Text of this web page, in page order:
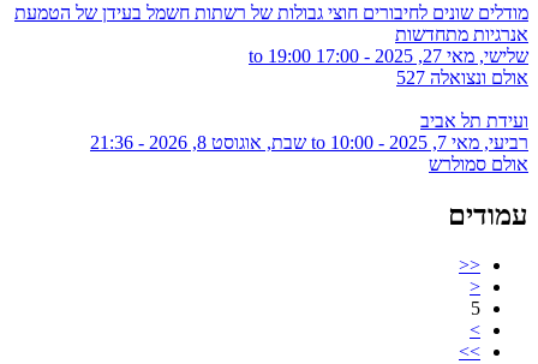
מודלים שונים לחיבורים חוצי גבולות של רשתות חשמל בעידן של הטמעת
אנרגיות מתחדשות
שלישי, מאי 27, 2025 -
17:00
19:00
אולם ונצואלה 527
ועידת תל אביב
רביעי, מאי 7, 2025 - 10:00
שבת, אוגוסט 8, 2026 - 21:36
אולם סמולרש
עמודים
<<
<
5
>
>>